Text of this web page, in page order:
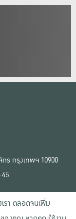
ร กรุงเทพฯ 10900
เรา ตลอดจนเพิ่ม